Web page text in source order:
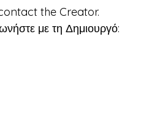
the Creator.
με τη Δημιουργό: